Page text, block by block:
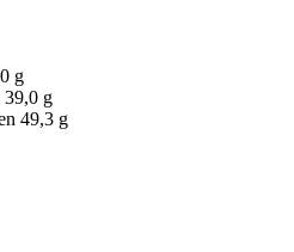
g
39,0 g
49,3 g